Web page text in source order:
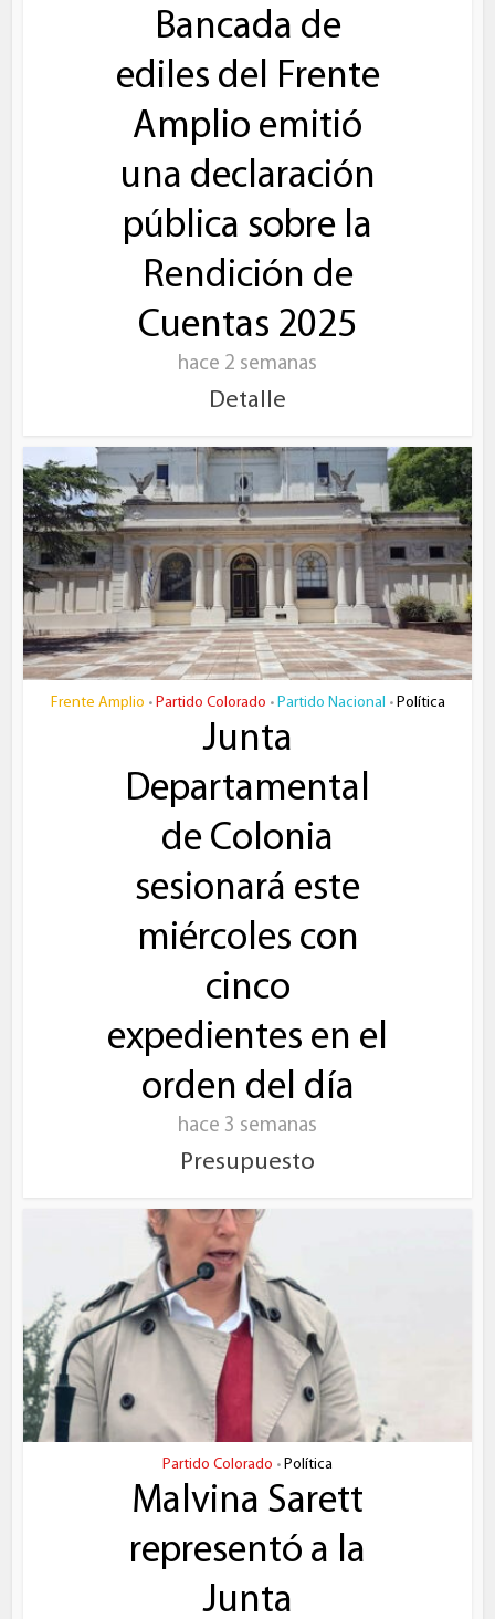
Bancada de
ediles del Frente
Amplio emitió
una declaración
pública sobre la
Rendición de
Cuentas 2025
hace 2 semanas
Detalle
Frente Amplio • Partido Colorado • Partido Nacional • Política
Junta
Departamental
de Colonia
sesionará este
miércoles con
cinco
expedientes en el
orden del día
hace 3 semanas
Presupuesto
Partido Colorado • Política
Malvina Sarett
representó a la
Junta